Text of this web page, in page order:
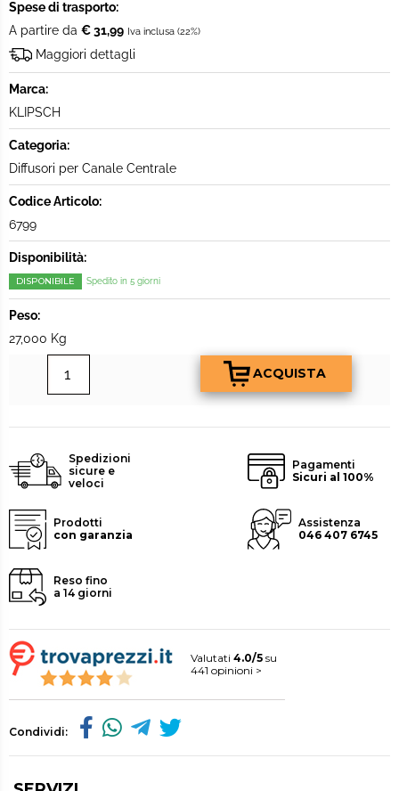
Spese di trasporto:
A partire da € 31,99 Iva inclusa (22%)
Maggiori dettagli
Marca:
KLIPSCH
Categoria:
Diffusori per Canale Centrale
Codice Articolo:
6799
Disponibilità:
DISPONIBILE Spedito in 5 giorni
Peso:
27,000 Kg
Spedizioni
sicure e
veloci
Pagamenti
Sicuri al 100%
Prodotti
con garanzia
Assistenza
046 407 6745
Reso fino
a 14 giorni
Valutati 4.0/5 su
441 opinioni >
Condividi: